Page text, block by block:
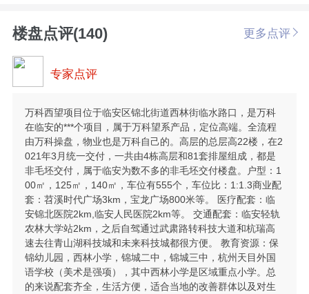
楼盘点评(140) 更多点评
专家点评
万科西望项目位于临安区锦北街道西林街临水路口，是万科
在临安的***个项目，属于万科望系产品，定位高端。全流程
由万科操盘，物业也是万科自己的。高层的总层高22楼，在2
021年3月统一交付，一共由4栋高层和81套排屋组成，都是
非毛坯交付，属于临安为数不多的非毛坯交付楼盘。户型：1
00㎡，125㎡，140㎡，车位有555个，车位比：1:1.3商业配
套：苕溪时代广场3km，宝龙广场800米等。 医疗配套：临
安锦北医院2km,临安人民医院2km等。 交通配套：临安轻轨
农林大学站2km，之后自驾通过武肃路转科技大道和杭瑞高
速去往青山湖科技城和未来科技城都很方便。 教育资源：保
锦幼儿园，西林小学，锦城二中，锦城三中，杭州天目外国
语学校（美术是强项），其中西林小学是区域重点小学。总
的来说配套齐全，生活方便，适合当地的改善群体以及对生